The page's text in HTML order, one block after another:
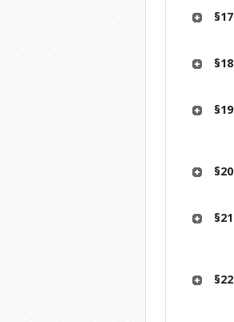
§17
§18
§19
§20
§21
§22